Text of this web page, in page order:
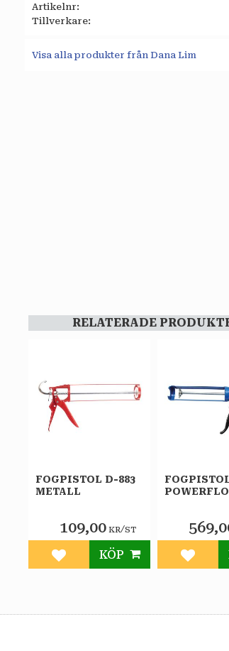
Artikelnr
Tillverkare
Visa alla produkter från Dana Lim
RELATERADE
FOGPISTOL D-883
METALL
109,00KR/ST
Lägg till i favoriter
KÖP
Lägg